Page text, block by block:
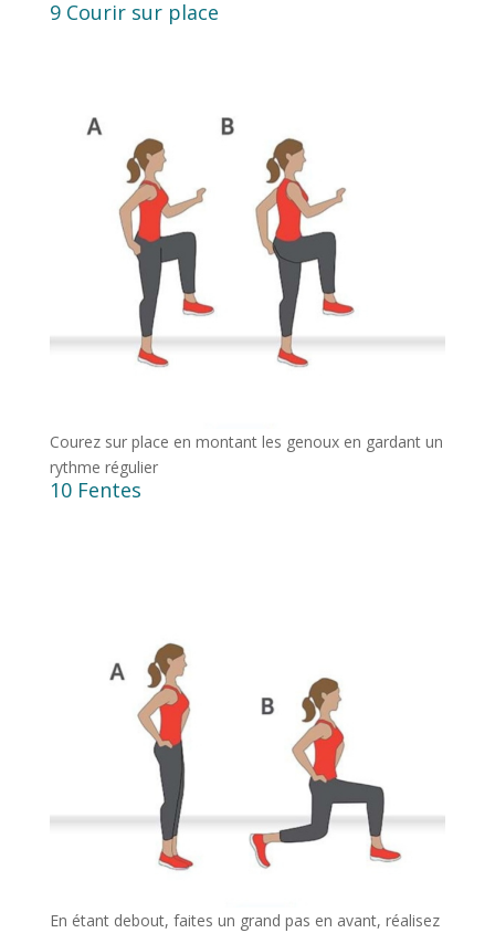
9 Courir sur place
Courez sur place en montant les genoux en gardant un
rythme régulier
10 Fentes
En étant debout, faites un grand pas en avant, réalisez